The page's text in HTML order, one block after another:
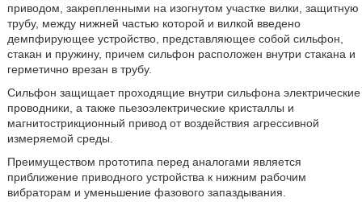
приводом, закрепленными на изогнутом участке вилки, защитную
трубу, между нижней частью которой и вилкой введено
демпфирующее устройство, представляющее собой сильфон,
стакан и пружину, причем сильфон расположен внутри стакана и
герметично врезан в трубу.
Сильфон защищает проходящие внутри сильфона электрические
проводники, а также пьезоэлектрические кристаллы и
магнитострикционный привод от воздействия агрессивной
измеряемой среды.
Преимуществом прототипа перед аналогами является
приближение приводного устройства к нижним рабочим
вибраторам и уменьшение фазового запаздывания.